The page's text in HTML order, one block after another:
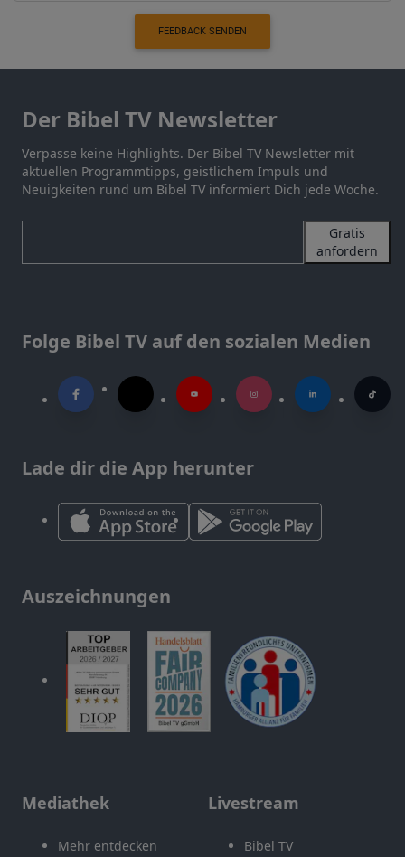
FEEDBACK SENDEN
Der Bibel TV Newsletter
Verpasse keine Highlights. Der Bibel TV Newsletter mit
aktuellen Programmtipps, geistlichem Impuls und
Neuigkeiten rund um Bibel TV informiert Dich jede Woche.
Gratis
anfordern
Folge Bibel TV auf den sozialen Medien
Lade dir die App herunter
Auszeichnungen
Mediathek
Mehr entdecken
Livestream
Bibel TV